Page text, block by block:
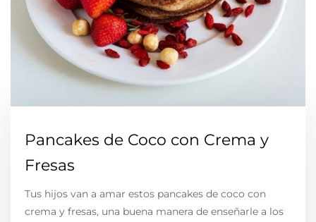
Pancakes de Coco con Crema y
Fresas
Tus hijos van a amar estos pancakes de coco con
crema y fresas, una buena manera de enseñarle a los